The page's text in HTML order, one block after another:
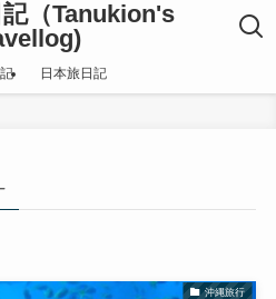
（Tanukion's
日本旅日記
沖縄旅行